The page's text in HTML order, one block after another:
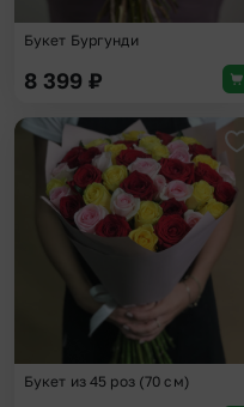
Букет Бургунди
8 399 ₽
Букет из 45 роз (70 см)